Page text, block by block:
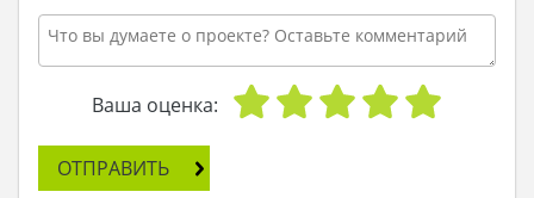
удачно контрастируют с черной кровлей.
Прямоугольные удлиненные окна из дерева,
подшивка крыши и конструкция навесов
смягчают торжественный образ и добавляют
поддерживает ощущение праздника.
Внутреннее пространство бани отвечает
Ваша оценка:
ОТПРАВИТЬ